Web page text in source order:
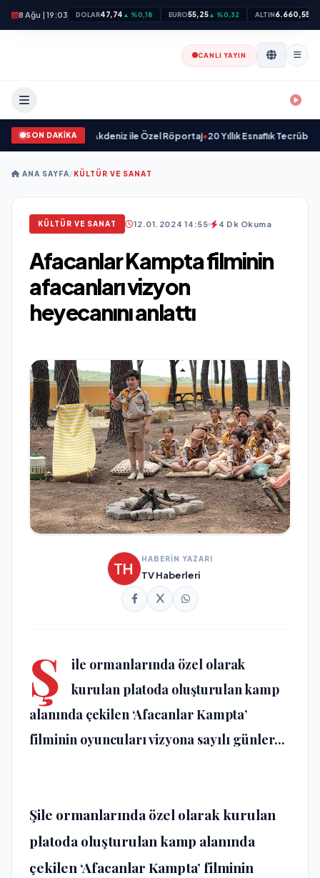
8 Ağu | 19:03 DOLAR47,74 ▲ %0,18 EURO55,25▲ %0,32 ALTIN6.660,55
CANLI YAYIN
SON DAKİKA
Onur Akdeniz ile Özel Röportaj•20 Yıllık Esnaflık Tecrübesiyle
ANA SAYFA/KÜLTÜR VE SANAT
KÜLTÜR VE SANAT 12.01.2024 14:55 4 Dk Okuma
Afacanlar Kampta filminin
afacanları vizyon
heyecanını anlattı
HABERİN YAZARI
TV Haberleri
Ş
ile ormanlarında özel olarak
kurulan platoda oluşturulan kamp
alanında çekilen ‘Afacanlar Kampta’
filminin oyuncuları vizyona sayılı günler...
Şile ormanlarında özel olarak kurulan
platoda oluşturulan kamp alanında
çekilen ‘Afacanlar Kampta’ filminin